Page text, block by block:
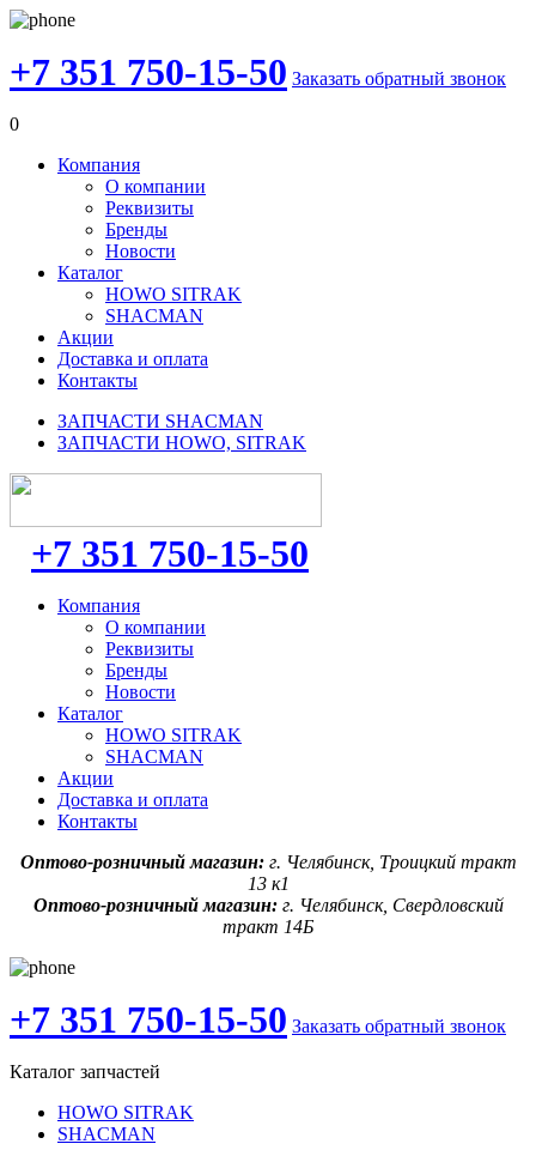
+7 351 750-15-50 Заказать обратный звонок
0
Компания
О компании
Реквизиты
Бренды
Новости
Каталог
HOWO SITRAK
SHACMAN
Акции
Доставка и оплата
Контакты
ЗАПЧАСТИ SHACMAN
ЗАПЧАСТИ HOWO, SITRAK
+7 351 750-15-50
Компания
О компании
Реквизиты
Бренды
Новости
Каталог
HOWO SITRAK
SHACMAN
Акции
Доставка и оплата
Контакты
Оптово-розничный магазин: г. Челябинск, Троицкий тракт
13 к1
Оптово-розничный магазин:г. Челябинск, Свердловский
тракт 14Б
+7 351 750-15-50 Заказать обратный звонок
Каталог запчастей
HOWO SITRAK
SHACMAN